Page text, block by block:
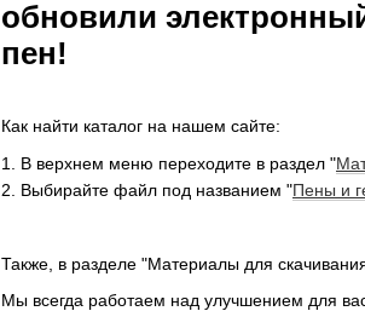
обновили
пен!
Как найти каталог на нашем сайте:
1. В верхнем меню переходите в раздел "
2. Выбирайте файл под названием "Пены и
Также, в разделе "Материалы для
Мы всегда работаем над улучшением для